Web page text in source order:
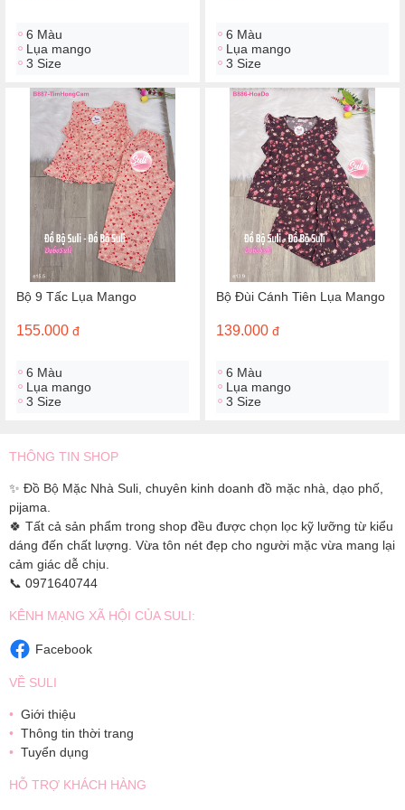
6 Màu
Lụa mango
3 Size
6 Màu
Lụa mango
3 Size
Bộ 9 Tấc Lụa Mango
155.000 đ
6 Màu
Lụa mango
3 Size
Bộ Đùi Cánh Tiên Lụa Mango
139.000 đ
6 Màu
Lụa mango
3 Size
THÔNG TIN SHOP
✨ Đồ Bộ Mặc Nhà Suli, chuyên kinh doanh đồ mặc nhà, dạo phố,
pijama.
🍀 Tất cả sản phẩm trong shop đều được chọn lọc kỹ lưỡng từ kiểu
dáng đến chất lượng. Vừa tôn nét đẹp cho người mặc vừa mang lại
cảm giác dễ chịu.
📞 0971640744
KÊNH MẠNG XÃ HỘI CỦA SULI:
Facebook
VỀ SULI
Giới thiệu
Thông tin thời trang
Tuyển dụng
HỖ TRỢ KHÁCH HÀNG